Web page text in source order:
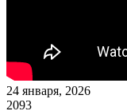
24 января, 2026
2093